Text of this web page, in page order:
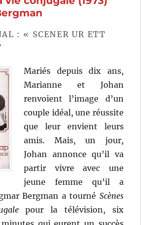
: « SCENER UR ETT
Mariés depuis dix ans,
Marianne et Johan
renvoient l’image d’un
couple idéal, une réussite
que leur envient leurs
amis. Mais, un jour,
Johan annonce qu’il va
partir vivre avec une
jeune femme qu’il a
Bergman a tourné Scènes
pour la télévision, six